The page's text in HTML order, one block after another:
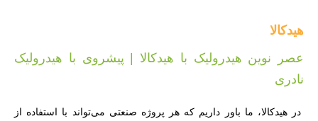
هیدکالا
عصر نوین هیدرولیک با هیدکالا | پیشروی با هیدرولیک
نادری
در هیدکالا، ما باور داریم که هر پروژه صنعتی می‌تواند با استفاده از